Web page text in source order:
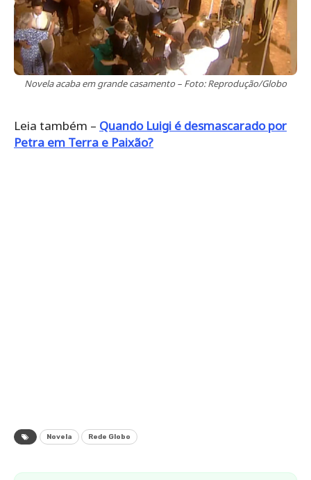
Novela acaba em grande casamento – Foto: Reprodução/Globo
Leia também – Quando Luigi é desmascarado por
Petra em Terra e Paixão?
Novela Rede Globo